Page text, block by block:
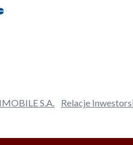
S.A. Relacje